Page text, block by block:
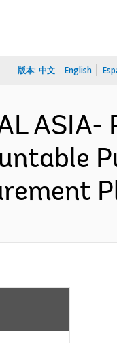
版本: 中文 English
ASIA-